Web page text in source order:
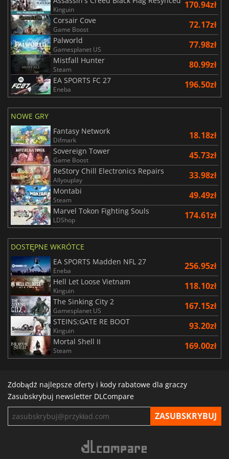
Kinguin 170.94zł
Corsair Cove
Game Boost 72.17zł
Palworld
Gamesplanet US 77.98zł
Mistfall Hunter
Steam 80.99zł
EA SPORTS FC 27
Eneba 196.50zł
NOWE GRY
Fantasy Network
Difmark 18.18zł
Sovereign Tower
Game Boost 45.73zł
ReStory Chill Electronics Repairs
Allyouplay 33.98zł
Montabi
Steam 49.49zł
Marvel Tokon Fighting Souls
LDShop 174.61zł
DOSTĘPNE WKRÓTCE
EA SPORTS Madden NFL 27
Eneba 256.95zł
Hell Let Loose Vietnam
Kinguin 118.10zł
The Sinking City 2
Gamesplanet US 167.15zł
STEINS;GATE RE BOOT
Kinguin 93.20zł
Mortal Shell II
Steam 169.00zł
Zdobądź najlepsze oferty i kody rabatowe dla graczy
Zasubskrybuj newsletter DLCompare